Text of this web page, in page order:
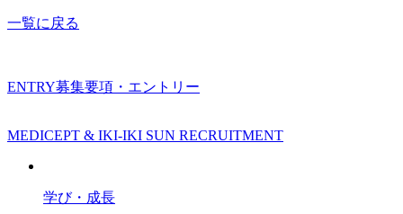
一覧に戻る
ENTRY募集要項・エントリー
MEDICEPT & IKI-IKI SUN RECRUITMENT
学び・成長